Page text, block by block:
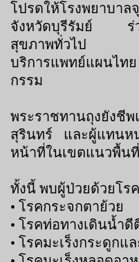
โปรดให้โรงพยา
จังหวัดบุรีรัมย์ ร่ว
สุขภาพทั่วไป
บริการแพทย์แผนไ
กรรม
พระราชทานถุงยังชีพ
สุรินทร์ และผู้แทน
หน้าที่ในเขตแนวพื้น
ทั้งนี้ พบผู้ป่วยด้วยโร
• โรคกระจกตาย้วย
• โรคท่อทางเดินน้ำ
• โรคมะเร็งกระดูกแ